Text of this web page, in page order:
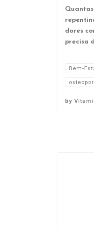
dores
precisa
Bem-
by